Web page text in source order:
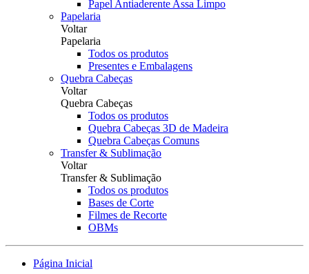
Papel Antiaderente Assa Limpo
Papelaria
Voltar
Papelaria
Todos os produtos
Presentes e Embalagens
Quebra Cabeças
Voltar
Quebra Cabeças
Todos os produtos
Quebra Cabeças 3D de Madeira
Quebra Cabeças Comuns
Transfer & Sublimação
Voltar
Transfer & Sublimação
Todos os produtos
Bases de Corte
Filmes de Recorte
OBMs
Página Inicial